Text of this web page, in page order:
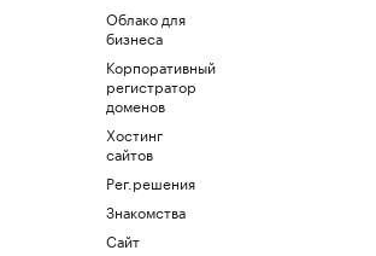
Облако для
бизнеса
Корпоративный
регистратор
доменов
Хостинг
сайтов
Рег.решения
Знакомства
Сайт